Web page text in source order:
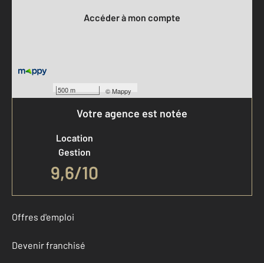
500 m ©Mappy
Accéder à mon compte
Votre agence est notée
Location
Gestion
9,6/10
Offres d'emploi
Devenir franchisé